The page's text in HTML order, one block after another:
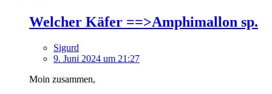
Welcher Käfer ==>Amphimallon sp.
Sigurd
9. Juni 2024 um 21:27
Moin zusammen,